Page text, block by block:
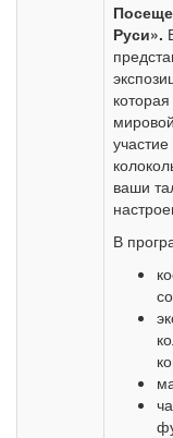
Руси».
ваши
В